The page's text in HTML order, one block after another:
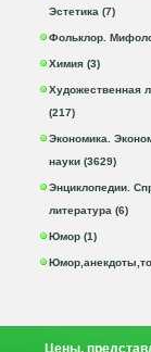
Эстетика (7)
Фольклор.
Химия (3)
Художественная
(217)
Экономика.
науки (3629)
Энциклопедии.
литература (6)
Юмор (1)
Цены,